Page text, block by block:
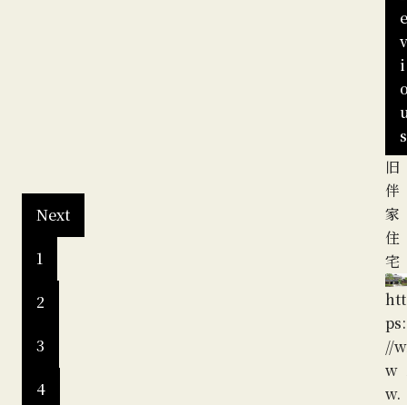
Next
1
2
3
4
e
v
i
s
旧
伴
家
住
宅
htt
ps:
//w
w
w.